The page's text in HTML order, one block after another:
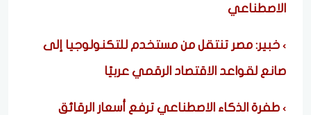
الاصطناعي
خبير: مصر تنتقل من مستخدم للتكنولوجيا إلى
صانع لقواعد الاقتصاد الرقمي عربيًا
طفرة الذكاء الاصطناعي ترفع أسعار الرقائق